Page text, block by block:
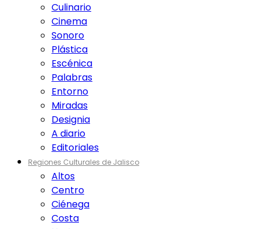
Culinario
Cinema
Sonoro
Plástica
Escénica
Palabras
Entorno
Miradas
Designia
A diario
Editoriales
Regiones Culturales de Jalisco
Altos
Centro
Ciénega
Costa